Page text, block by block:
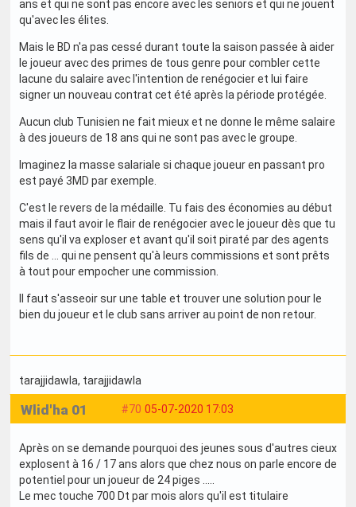
ans et qui ne sont pas encore avec les seniors et qui ne jouent
qu'avec les élites.
Mais le BD n'a pas cessé durant toute la saison passée à aider
le joueur avec des primes de tous genre pour combler cette
lacune du salaire avec l'intention de renégocier et lui faire
signer un nouveau contrat cet été après la période protégée.
Aucun club Tunisien ne fait mieux et ne donne le même salaire
à des joueurs de 18 ans qui ne sont pas avec le groupe.
Imaginez la masse salariale si chaque joueur en passant pro
est payé 3MD par exemple.
C'est le revers de la médaille. Tu fais des économies au début
mais il faut avoir le flair de renégocier avec le joueur dès que tu
sens qu'il va exploser et avant qu'il soit piraté par des agents
fils de ... qui ne pensent qu'à leurs commissions et sont prêts
à tout pour empocher une commission.
Il faut s'asseoir sur une table et trouver une solution pour le
bien du joueur et le club sans arriver au point de non retour.
tarajjidawla, tarajjidawla
#70 05-07-2020 17:03
Wlid'ha 01
Après on se demande pourquoi des jeunes sous d'autres cieux
explosent à 16 / 17 ans alors que chez nous on parle encore de
potentiel pour un joueur de 24 piges .....
Le mec touche 700 Dt par mois alors qu'il est titulaire